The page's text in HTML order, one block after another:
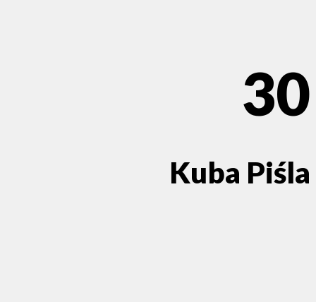
30
Kuba Piśla